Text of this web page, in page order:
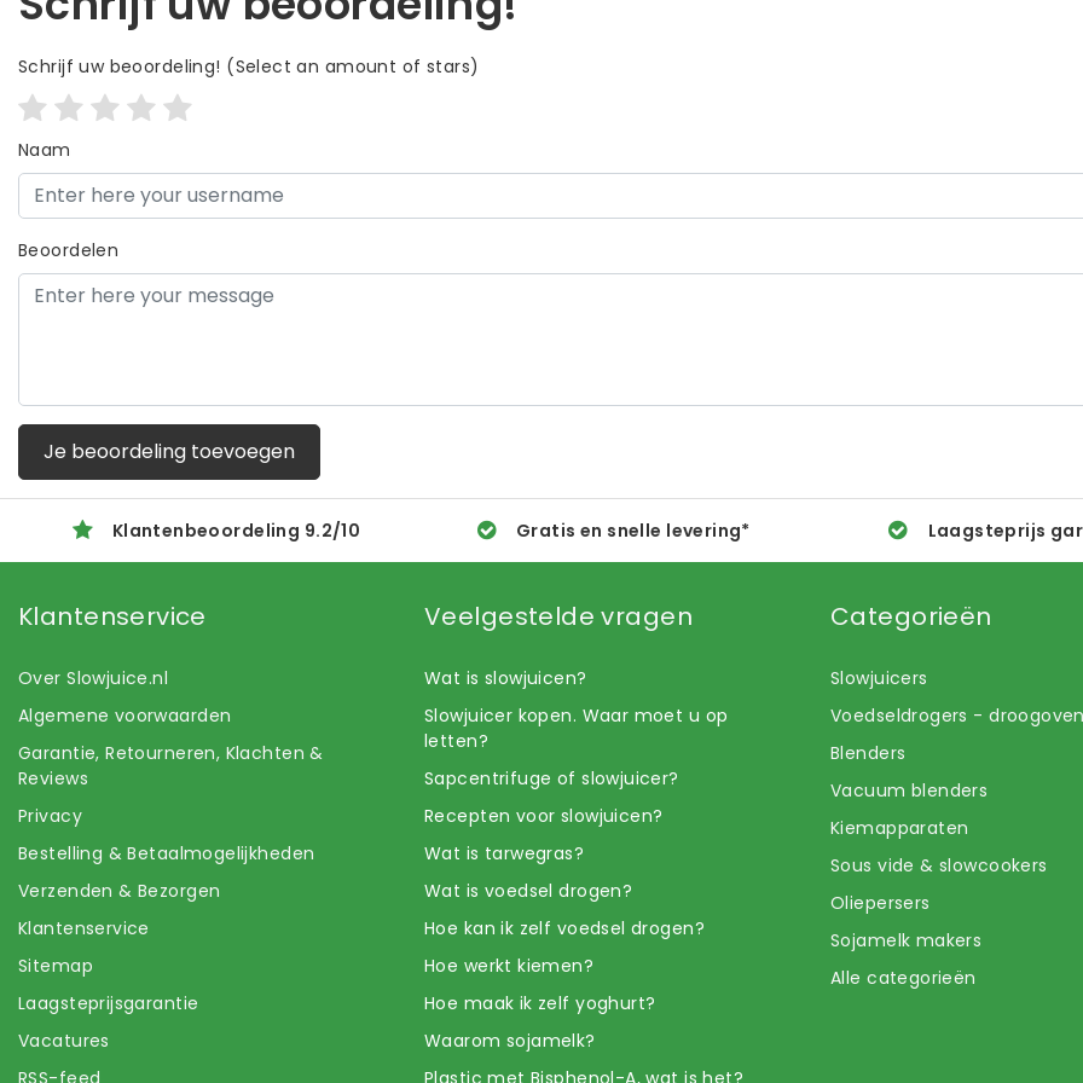
Schrijf uw beoordeling! (Select an amount of stars)
Naam
Beoordelen
Je beoordeling toevoegen
Klantenbeoordeling 9.2/10 Gratis en snelle levering* Laagsteprijs
Klantenservice
Over Slowjuice.nl
Algemene voorwaarden
Garantie, Retourneren, Klachten &
Reviews
Privacy
Bestelling & Betaalmogelijkheden
Verzenden & Bezorgen
Klantenservice
Sitemap
Laagsteprijsgarantie
Vacatures
RSS-feed
Veelgestelde vragen
Wat is slowjuicen?
Slowjuicer kopen. Waar moet u op
letten?
Sapcentrifuge of slowjuicer?
Recepten voor slowjuicen?
Wat is tarwegras?
Wat is voedsel drogen?
Hoe kan ik zelf voedsel drogen?
Hoe werkt kiemen?
Hoe maak ik zelf yoghurt?
Waarom sojamelk?
Plastic met Bisphenol-A, wat is het?
Categorieën
Slowjuicers
Voedseldrogers -
Blenders
Vacuum blenders
Kiemapparaten
Sous vide & slowcookers
Oliepersers
Sojamelk makers
Alle categorieën